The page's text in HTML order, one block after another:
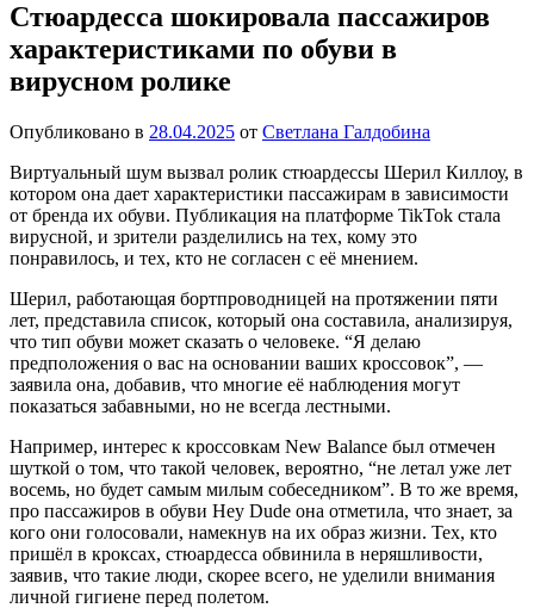
Стюардесса шокировала пассажиров
характеристиками по обуви в
вирусном ролике
Опубликовано в 28.04.2025 от Светлана Галдобина
Виртуальный шум вызвал ролик стюардессы Шерил Киллоу, в
котором она дает характеристики пассажирам в зависимости
от бренда их обуви. Публикация на платформе TikTok стала
вирусной, и зрители разделились на тех, кому это
понравилось, и тех, кто не согласен с её мнением.
Шерил, работающая бортпроводницей на протяжении пяти
лет, представила список, который она составила, анализируя,
что тип обуви может сказать о человеке. “Я делаю
предположения о вас на основании ваших кроссовок”, —
заявила она, добавив, что многие её наблюдения могут
показаться забавными, но не всегда лестными.
Например, интерес к кроссовкам New Balance был отмечен
шуткой о том, что такой человек, вероятно, “не летал уже лет
восемь, но будет самым милым собеседником”. В то же время,
про пассажиров в обуви Hey Dude она отметила, что знает, за
кого они голосовали, намекнув на их образ жизни. Тех, кто
пришёл в кроксах, стюардесса обвинила в неряшливости,
заявив, что такие люди, скорее всего, не уделили внимания
личной гигиене перед полетом.